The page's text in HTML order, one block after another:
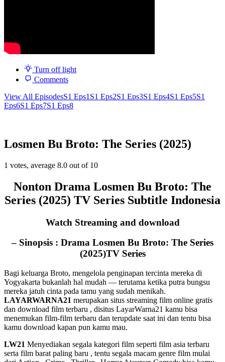
Turn off light
Comments
View All EpisodesS1 Eps1 S1 Eps2S1 Eps3S1 Eps4S1 Eps5S1
Eps6S1 Eps7S1 Eps8
Losmen Bu Broto: The Series (2025)
1 votes, average 8.0 out of 10
Nonton Drama Losmen Bu Broto: The
Series (2025) TV Series Subtitle Indonesia
Watch Streaming and download
– Sinopsis : Drama Losmen Bu Broto: The Series
(2025)TV Series
Bagi keluarga Broto, mengelola penginapan tercinta mereka di
Yogyakarta bukanlah hal mudah — terutama ketika putra bungsu
mereka jatuh cinta pada tamu yang sudah menikah.
LAYARWARNA21 merupakan situs streaming film online gratis
dan download film terbaru , disitus LayarWarna21 kamu bisa
menemukan film-film terbaru dan terupdate saat ini dan tentu bisa
kamu download kapan pun kamu mau.
LW21 Menyediakan segala kategori film seperti film asia terbaru
serta film barat paling baru , tentu segala macam genre film mulai